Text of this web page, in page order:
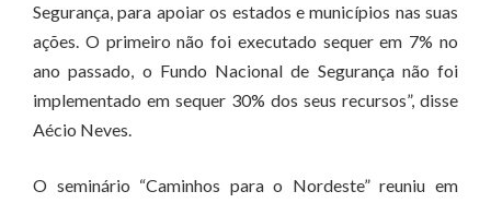
Segurança, para apoiar os estados e municípios nas suas
ações. O primeiro não foi executado sequer em 7% no
ano passado, o Fundo Nacional de Segurança não foi
implementado em sequer 30% dos seus recursos”, disse
Aécio Neves.
O seminário “Caminhos para o Nordeste” reuniu em